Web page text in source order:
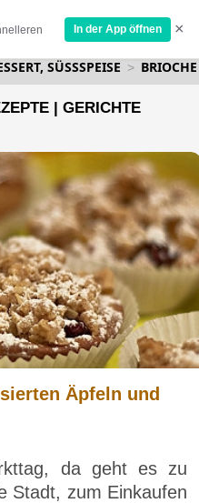
In der App öffnen ×
SÜSSSPEISE
| GERICHTE
Äpfeln und
da geht es zu
Stadt, zum Einkaufen